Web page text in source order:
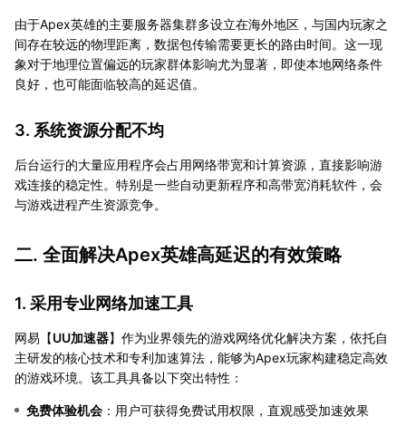
由于Apex英雄的主要服务器集群多设立在海外地区，与国内玩家之
间存在较远的物理距离，数据包传输需要更长的路由时间。这一现
象对于地理位置偏远的玩家群体影响尤为显著，即使本地网络条件
良好，也可能面临较高的延迟值。
3. 系统资源分配不均
后台运行的大量应用程序会占用网络带宽和计算资源，直接影响游
戏连接的稳定性。特别是一些自动更新程序和高带宽消耗软件，会
与游戏进程产生资源竞争。
二. 全面解决Apex英雄高延迟的有效策略
1. 采用专业网络加速工具
网易【UU加速器】作为业界领先的游戏网络优化解决方案，依托自
主研发的核心技术和专利加速算法，能够为Apex玩家构建稳定高效
的游戏环境。该工具具备以下突出特性：
免费体验机会 ：用户可获得免费试用权限，直观感受加速效果